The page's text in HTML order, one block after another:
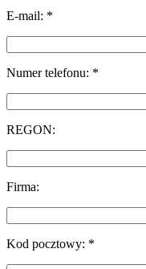
E-mail: *
Numer telefonu: *
REGON:
Firma:
Kod pocztowy: *